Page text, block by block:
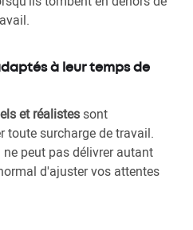
à leur temps de
et réalistessont
toute surcharge de travail.
peut pas délivrer autant
d'ajuster vos attentes